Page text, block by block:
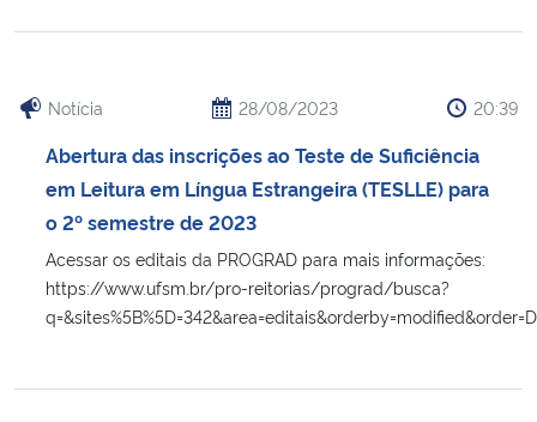
Notícia 28/08/2023 20:39
Abertura das inscrições ao Teste de Suficiência
em Leitura em Língua Estrangeira (TESLLE) para
o 2º semestre de 2023
Acessar os editais da PROGRAD para mais informações:
https://www.ufsm.br/pro-reitorias/prograd/busca?